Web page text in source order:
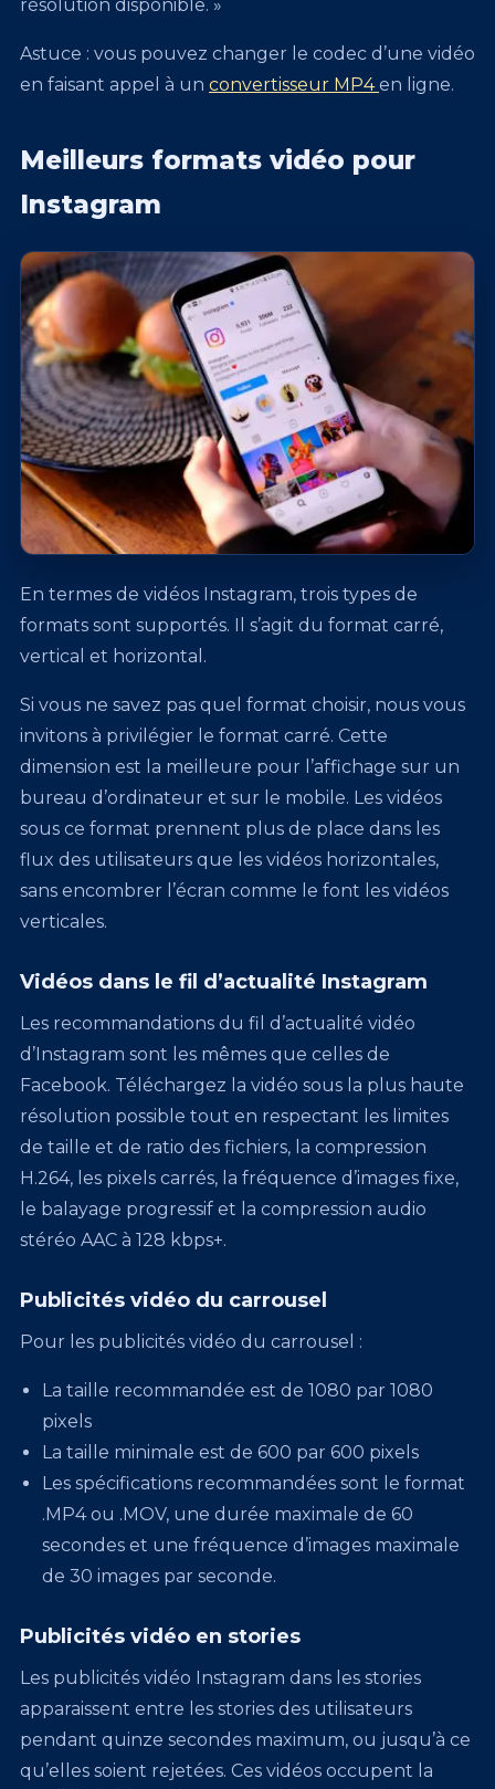
résolution disponible. »
Astuce : vous pouvez changer le codec d’une vidéo
en faisant appel à un convertisseur MP4en ligne.
Meilleurs formats vidéo pour
Instagram
En termes de vidéos Instagram, trois types de
formats sont supportés. Il s’agit du format carré,
vertical et horizontal.
Si vous ne savez pas quel format choisir, nous vous
invitons à privilégier le format carré. Cette
dimension est la meilleure pour l’affichage sur un
bureau d’ordinateur et sur le mobile. Les vidéos
sous ce format prennent plus de place dans les
flux des utilisateurs que les vidéos horizontales,
sans encombrer l’écran comme le font les vidéos
verticales.
Vidéos dans le fil d’actualité Instagram
Les recommandations du fil d’actualité vidéo
d’Instagram sont les mêmes que celles de
Facebook. Téléchargez la vidéo sous la plus haute
résolution possible tout en respectant les limites
de taille et de ratio des fichiers, la compression
H.264, les pixels carrés, la fréquence d’images fixe,
le balayage progressif et la compression audio
stéréo AAC à 128 kbps+.
Publicités vidéo du carrousel
Pour les publicités vidéo du carrousel :
La taille recommandée est de 1080 par 1080
pixels
La taille minimale est de 600 par 600 pixels
Les spécifications recommandées sont le format
.MP4 ou .MOV, une durée maximale de 60
secondes et une fréquence d’images maximale
de 30 images par seconde.
Publicités vidéo en stories
Les publicités vidéo Instagram dans les stories
apparaissent entre les stories des utilisateurs
pendant quinze secondes maximum, ou jusqu’à ce
qu’elles soient rejetées. Ces vidéos occupent la